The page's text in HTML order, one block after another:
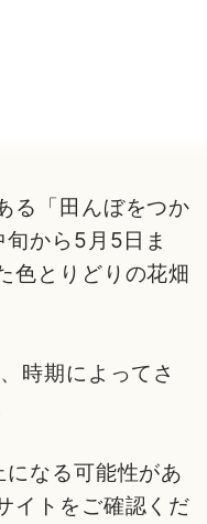
る「田んぼをつか
から5月5日ま
色とりどりの花畑
時期によってさ
なる可能性があ
イトをご確認くだ